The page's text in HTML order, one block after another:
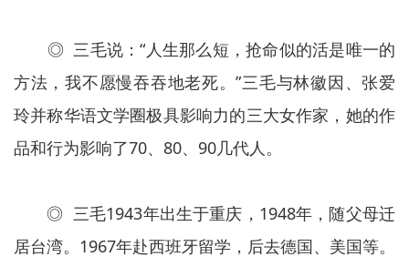
◎ 三毛说：“人生那么短，抢命似的活是唯一的
方法，我不愿慢吞吞地老死。”三毛与林徽因、张爱
玲并称华语文学圈极具影响力的三大女作家，她的作
品和行为影响了70、80、90几代人。
◎ 三毛1943年出生于重庆，1948年，随父母迁
居台湾。1967年赴西班牙留学，后去德国、美国等。